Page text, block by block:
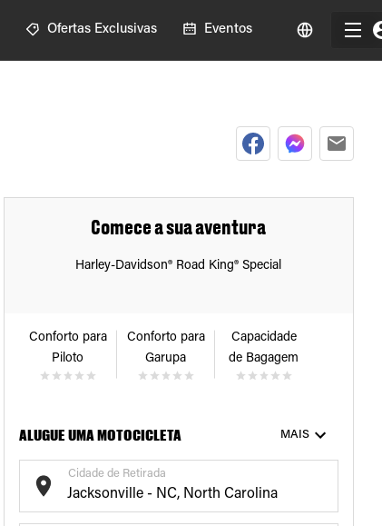
Ofertas Exclusivas Eventos
Comece a sua aventura
Harley-Davidson® Road King® Special
Conforto para
Piloto
Conforto para
Garupa
Capacidade
de Bagagem
ALUGUE UMA MOTOCICLETA MAIS
Cidade de Retirada